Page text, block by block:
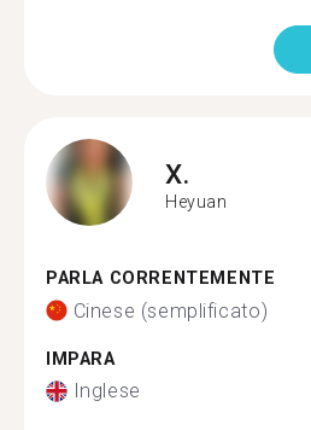
X.
Heyuan
PARLA CORRENTEMENTE
Cinese (semplificato)
IMPARA
Inglese